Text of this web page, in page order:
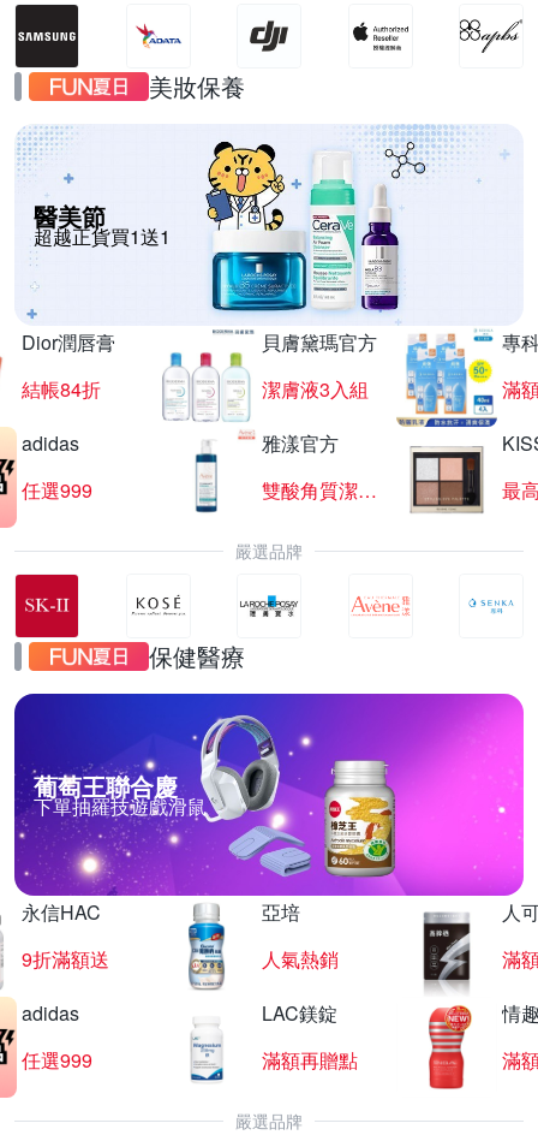
美妝保養
醫美節
超越正貨買1送1
Dior潤唇膏
結帳84折
貝膚黛瑪官方
潔膚液3入組
專
滿
adidas
任選999
雅漾官方
雙酸角質潔膚露
最
嚴選品牌
保健醫療
葡萄王聯合慶
下單抽羅技遊戲滑鼠
永信HAC
9折滿額送
亞培
人氣熱銷
人
滿
adidas
任選999
LAC鎂錠
滿額再贈點
情
滿
嚴選品牌